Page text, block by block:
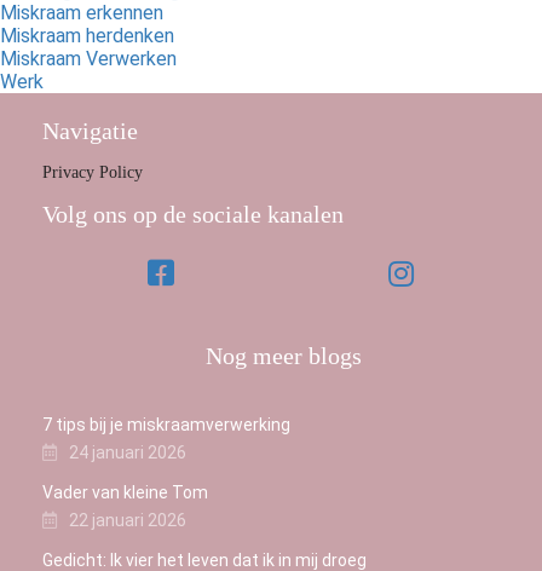
Miskraam erkennen
Miskraam herdenken
Miskraam Verwerken
Werk
Navigatie
Privacy Policy
Volg ons op de sociale kanalen
Nog meer blogs
7 tips bij je miskraamverwerking
24 januari 2026
Vader van kleine Tom
22 januari 2026
Gedicht: Ik vier het leven dat ik in mij droeg